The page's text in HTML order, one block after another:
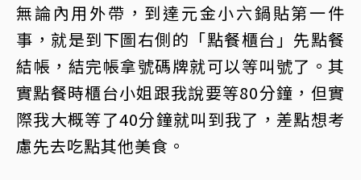
無論內用外帶，到達元金小六鍋貼第一件
事，就是到下圖右側的「點餐櫃台」先點餐
結帳，結完帳拿號碼牌就可以等叫號了。其
實點餐時櫃台小姐跟我說要等80分鐘，但實
際我大概等了40分鐘就叫到我了，差點想考
慮先去吃點其他美食。